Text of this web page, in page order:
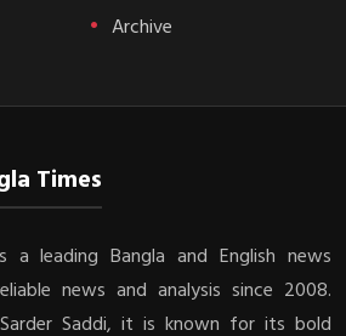
Archive
Times
a leading Bangla and English news
news and analysis since 2008.
Saddi, it is known for its bold